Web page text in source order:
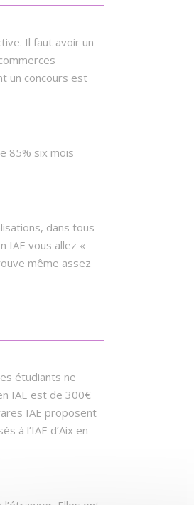
Il faut avoir un
un concours est
85% six mois
dans tous
IAE vous allez «
même assez
étudiants ne
IAE est de 300€
IAE proposent
à l’IAE d’Aix en